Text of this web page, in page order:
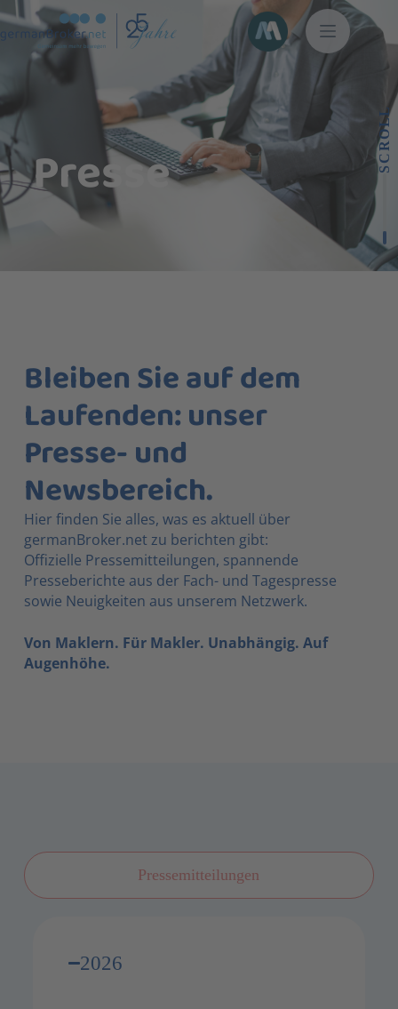
Presse SCROLL
Bleiben Sie auf dem
Laufenden: unser
Presse- und
Newsbereich.
Hier finden Sie alles, was es aktuell über
germanBroker.net zu berichten gibt:
Offizielle Pressemitteilungen, spannende
Presseberichte aus der Fach- und Tagespresse
sowie Neuigkeiten aus unserem Netzwerk.
Von Maklern. Für Makler. Unabhängig. Auf
Augenhöhe.
Pressemitteilungen
2026